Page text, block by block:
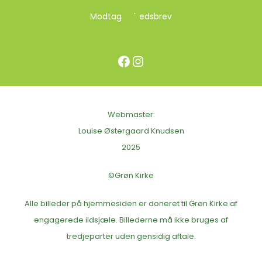
Modtag nyhedsbrev
Facebook Instagram
Webmaster:
Louise Østergaard Knudsen
2025
©Grøn Kirke
Alle billeder på hjemmesiden er doneret til Grøn Kirke af
engagerede ildsjæle. Billederne må ikke bruges af
tredjeparter uden gensidig aftale.